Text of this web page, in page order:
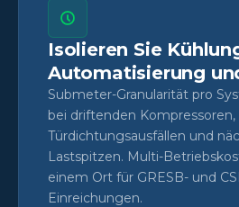
Isolieren Sie
Automatisierung
Submeter-Granularität pro
bei driftenden Kompressoren,
Türdichtungsausfällen und
Lastspitzen. Multi-
einem Ort für GRESB- und
Einreichungen.